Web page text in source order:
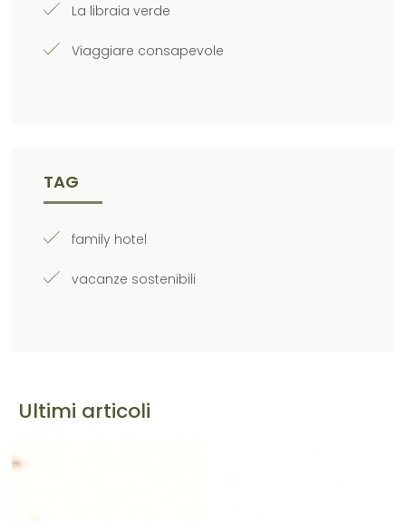
La libraia verde
Viaggiare consapevole
TAG
family hotel
vacanze sostenibili
Ultimi articoli